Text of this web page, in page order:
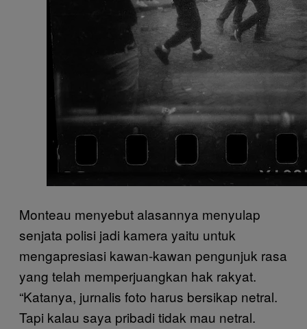
Monteau menyebut alasannya menyulap
senjata polisi jadi kamera yaitu untuk
mengapresiasi kawan-kawan pengunjuk rasa
yang telah memperjuangkan hak rakyat.
“Katanya, jurnalis foto harus bersikap netral.
Tapi kalau saya pribadi tidak mau netral.